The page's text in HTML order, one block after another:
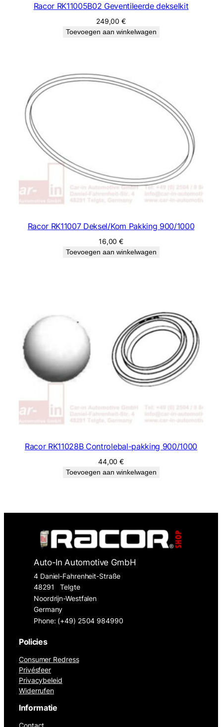
Racor RK11005B02 Geventileerde dekselkit
249,00€
Toevoegen aan winkelwagen
Racor RK11007 Deksel/Kom Pakking 900/1000
16,00€
Toevoegen aan winkelwagen
Racor RK11028B Controlebal-pakking 900/1000
44,00€
Toevoegen aan winkelwagen
Auto-In Automotive GmbH
4 Daniel-Fahrenheit-Straße
48291
Telgte
Noordrijn-Westfalen
Germany
Phone: (+49) 2504 984990
Policies
Consumer Redress
Privésfeer
Privacybeleid
Widerrufen
Informatie
Contact